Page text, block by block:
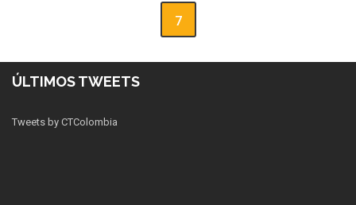
7
ÚLTIMOS TWEETS
Tweets by CTColombia